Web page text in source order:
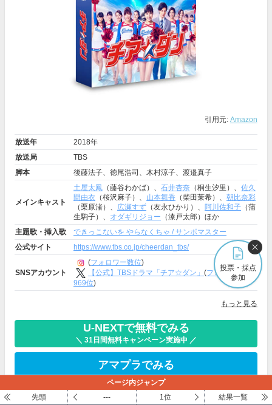
引用元: Amazon
放送年
2018年
放送局
TBS
脚本
後藤法子、徳尾浩司、木村涼子、渡邉真子
メインキャスト
土屋太鳳 （藤谷わかば）、 石井杏奈 （桐生汐里）、 佐久
間由衣 （桜沢麻子）、 山本舞香 （柴田茉希）、 朝比奈彩
（栗原渚）、 広瀬すず （友永ひかり）、 阿川佐和子 （蒲
生駒子）、 オダギリジョー （漆戸太郎）ほか
主題歌・挿入歌
できっこないを やらなくちゃ / サンボマスター
公式サイト
https://www.tbs.co.jp/cheerdan_tbs/
SNSアカウント
(フォロワー数位)
【公式】TBSドラマ「チア☆ダン」 (フォロワー数4
969位)
もっと見る
U-NEXTで無料でみる
＼ 31日間無料キャンペーン実施中 ／
アマプラでみる
＼ ログインしていなくても採点できます ／
投票・採点
参加
ページ内ジャンプ
先頭
--- 1位 結果一覧